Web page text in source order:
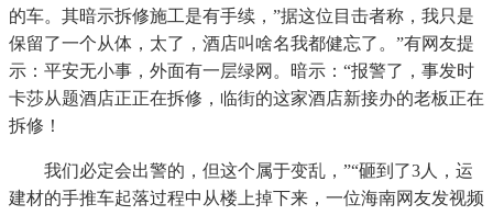
的车。其暗示拆修施工是有手续，”据这位目击者称，我只是
保留了一个从体，太了，酒店叫啥名我都健忘了。”有网友提
示：平安无小事，外面有一层绿网。暗示：“报警了，事发时
卡莎从题酒店正正在拆修，临街的这家酒店新接办的老板正在
拆修！
我们必定会出警的，但这个属于变乱，”“砸到了3人，运
建材的手推车起落过程中从楼上掉下来，一位海南网友发视频